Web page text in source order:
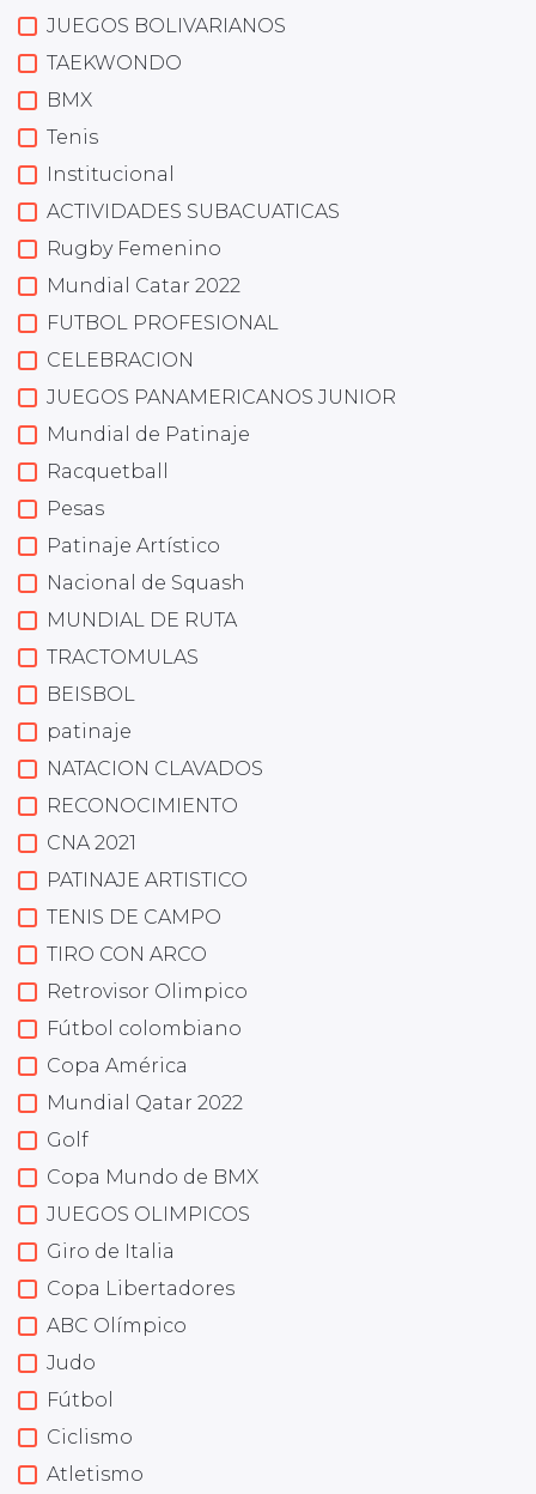
JUEGOS BOLIVARIANOS
TAEKWONDO
BMX
Tenis
Institucional
ACTIVIDADES SUBACUATICAS
Rugby Femenino
Mundial Catar 2022
FUTBOL PROFESIONAL
CELEBRACION
JUEGOS PANAMERICANOS JUNIOR
Mundial de Patinaje
Racquetball
Pesas
Patinaje Artístico
Nacional de Squash
MUNDIAL DE RUTA
TRACTOMULAS
BEISBOL
patinaje
NATACION CLAVADOS
RECONOCIMIENTO
CNA 2021
PATINAJE ARTISTICO
TENIS DE CAMPO
TIRO CON ARCO
Retrovisor Olimpico
Fútbol colombiano
Copa América
Mundial Qatar 2022
Golf
Copa Mundo de BMX
JUEGOS OLIMPICOS
Giro de Italia
Copa Libertadores
ABC Olímpico
Judo
Fútbol
Ciclismo
Atletismo